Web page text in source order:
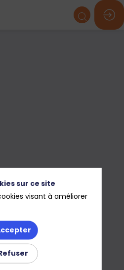
sur ce site
visant à améliorer